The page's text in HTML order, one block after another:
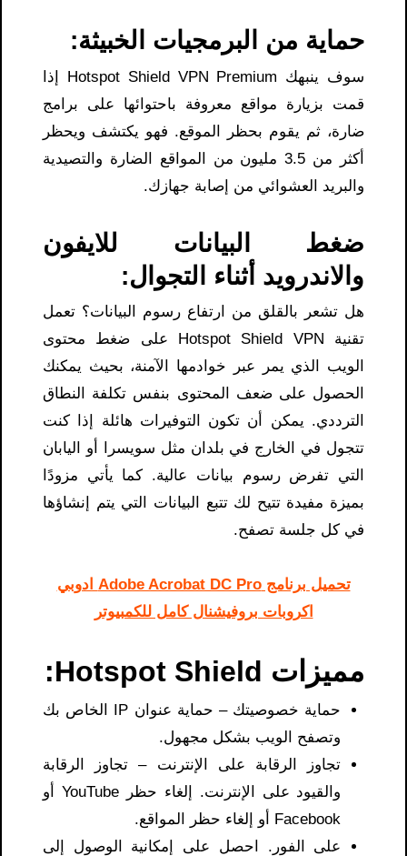
حماية من البرمجيات الخبيثة:
سوف ينبهك Hotspot Shield VPN Premium إذا
قمت بزيارة مواقع معروفة باحتوائها على برامج
ضارة، ثم يقوم بحظر الموقع. فهو يكتشف ويحظر
أكثر من 3.5 مليون من المواقع الضارة والتصيدية
والبريد العشوائي من إصابة جهازك.
ضغط البيانات للايفون
والاندرويد أثناء التجوال:
هل تشعر بالقلق من ارتفاع رسوم البيانات؟ تعمل
تقنية Hotspot Shield VPN على ضغط محتوى
الويب الذي يمر عبر خوادمها الآمنة، بحيث يمكنك
الحصول على ضعف المحتوى بنفس تكلفة النطاق
الترددي. يمكن أن تكون التوفيرات هائلة إذا كنت
تتجول في الخارج في بلدان مثل سويسرا أو اليابان
التي تفرض رسوم بيانات عالية. كما يأتي مزودًا
بميزة مفيدة تتيح لك تتبع البيانات التي يتم إنشاؤها
في كل جلسة تصفح.
تحميل برنامج Adobe Acrobat DC Pro ادوبي
اكروبات بروفيشنال كامل للكمبيوتر
مميزات Hotspot Shield:
حماية خصوصيتك – حماية عنوان IP الخاص بك
وتصفح الويب بشكل مجهول.
تجاوز الرقابة على الإنترنت – تجاوز الرقابة
والقيود على الإنترنت. إلغاء حظر YouTube أو
Facebook أو إلغاء حظر المواقع.
على الفور. احصل على إمكانية الوصول إلى